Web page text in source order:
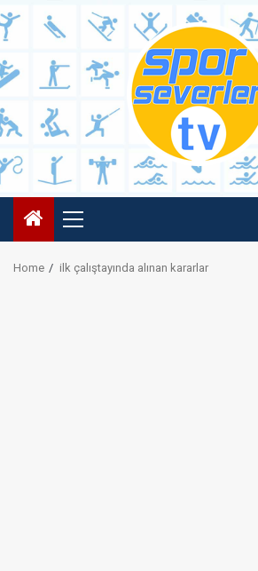
Skip
to
Primary
Menu
Home ilk çalıştayında alınan kararlar